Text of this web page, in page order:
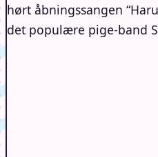
hørt åbningssangen
det populære pige-band